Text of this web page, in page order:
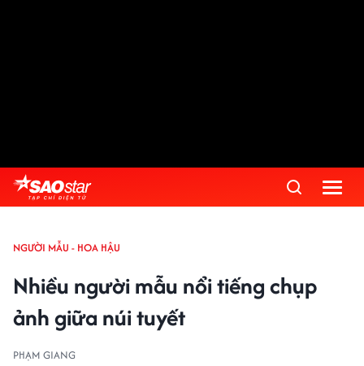
NGƯỜI MẪU - HOA HẬU
Nhiều người mẫu nổi tiếng chụp
ảnh giữa núi tuyết
PHẠM GIANG